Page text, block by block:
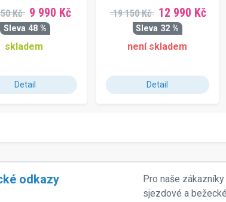
Kč 9 990 Kč
Sleva 48 %
skladem
Detail
19 150 Kč 12 990 Kč
Sleva 32 %
není skladem
Detail
odkazy
Pro naše
sjezdové a